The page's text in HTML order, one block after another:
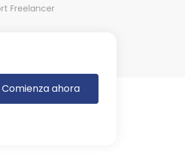
Freelancer
Comienza ahora